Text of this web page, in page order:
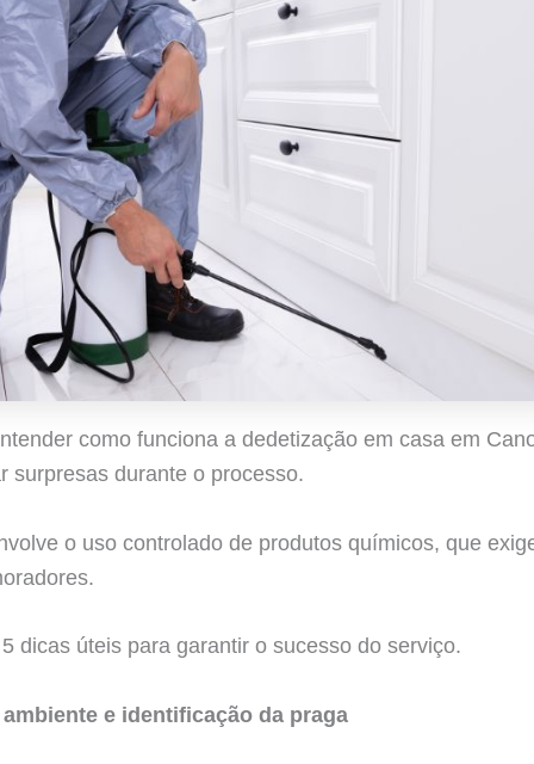
como funciona a dedetização em casa em
surpresas durante o processo.
o uso controlado de produtos químicos, que
dicas úteis para garantir o sucesso do serviço.
e identificação da praga